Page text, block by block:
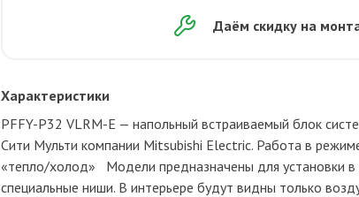
Даём скидку на
Характеристики
PFFY-P32 VLRM-E — напольный встраиваемый блок
Сити Мульти компании Mitsubishi Electric. Работа в
«тепло/холод» Модели предназначены для установки в
специальные ниши. В интерьере будут видны только